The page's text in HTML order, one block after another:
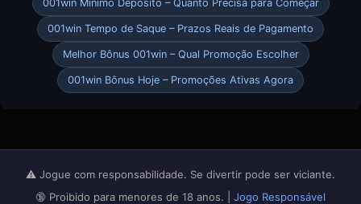
001win Mínimo Depósito – Quanto Precisa para Começar
001win Tempo de Saque – Prazos Reais de Pagamento
Melhor Bônus 001win – Qual Promoção Escolher
001win Bônus Hoje – Promoções Ativas Agora
⚠️ Jogue com responsabilidade. Se divertir pode ser viciante.
🔞 Proibido para menores de 18 anos. | Jogo Responsável